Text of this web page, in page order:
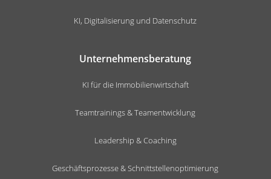
KI, Digitalisierung und Datenschutz
Unternehmensberatung
KI für die Immobilienwirtschaft
Teamtrainings & Teamentwicklung
Leadership & Coaching
Geschäftsprozesse & Schnittstellenoptimierung